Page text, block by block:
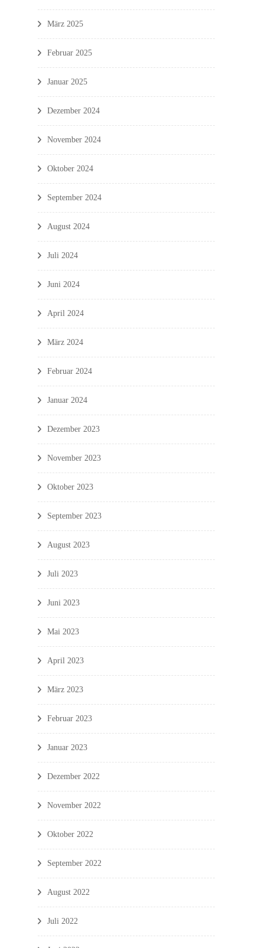
März 2025
Februar 2025
Januar 2025
Dezember 2024
November 2024
Oktober 2024
September 2024
August 2024
Juli 2024
Juni 2024
April 2024
März 2024
Februar 2024
Januar 2024
Dezember 2023
November 2023
Oktober 2023
September 2023
August 2023
Juli 2023
Juni 2023
Mai 2023
April 2023
März 2023
Februar 2023
Januar 2023
Dezember 2022
November 2022
Oktober 2022
September 2022
August 2022
Juli 2022